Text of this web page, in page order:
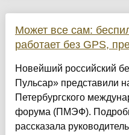
Может все сам:
работает без GPS,
Новейший российский
Пульсар» представили
Петербургского
форума (ПМЭФ).
рассказала